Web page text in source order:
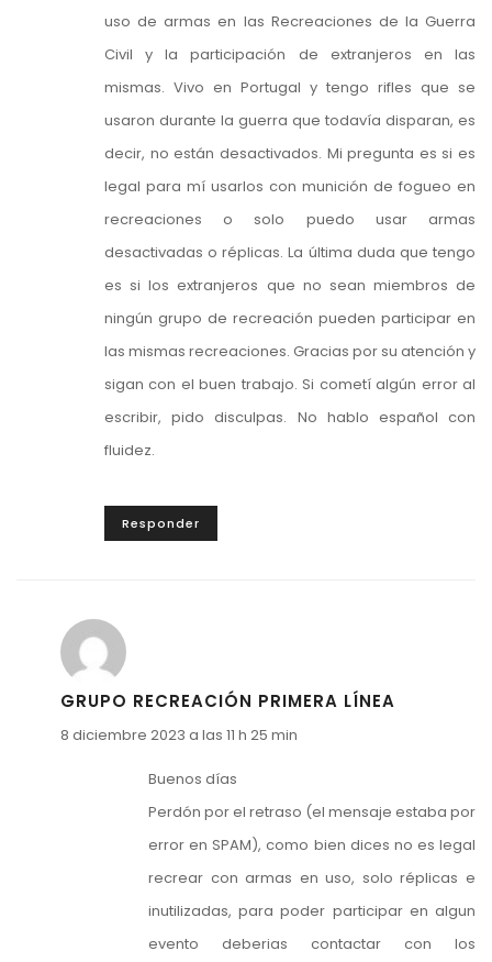
uso de armas en las Recreaciones de la Guerra
Civil y la participación de extranjeros en las
mismas. Vivo en Portugal y tengo rifles que se
usaron durante la guerra que todavía disparan, es
decir, no están desactivados. Mi pregunta es si es
legal para mí usarlos con munición de fogueo en
recreaciones o solo puedo usar armas
desactivadas o réplicas. La última duda que tengo
es si los extranjeros que no sean miembros de
ningún grupo de recreación pueden participar en
las mismas recreaciones. Gracias por su atención y
sigan con el buen trabajo. Si cometí algún error al
escribir, pido disculpas. No hablo español con
fluidez.
Responder
GRUPO RECREACIÓN PRIMERA LÍNEA
8 diciembre 2023 a las 11 h 25 min
Buenos días
Perdón por el retraso (el mensaje estaba por
error en SPAM), como bien dices no es legal
recrear con armas en uso, solo réplicas e
inutilizadas, para poder participar en algun
evento deberias contactar con los